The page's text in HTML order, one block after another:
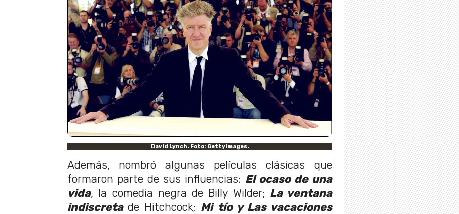
David Lynch. Foto: GettyImages.
Además, nombró algunas películas clásicas que
formaron parte de sus influencias: El ocaso de una
vida, la comedia negra de Billy Wilder; La ventana
indiscreta de Hitchcock; Mi tío y Las vacaciones